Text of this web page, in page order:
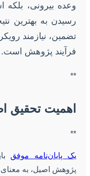
وعده بیرونی، بلکه
رسیدن به بهترین
تضمین، نیازمند
فرآیند پژوهش است.
**
اهمیت تحقیق
**
یک پایان‌نامه موفق
پژوهش اصیل، به معنای